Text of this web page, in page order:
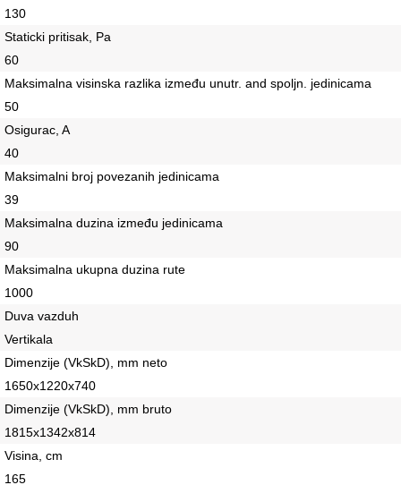
130
Staticki pritisak, Pa
60
Maksimalna visinska razlika između unutr. and spoljn. jedinicama
50
Osigurac, A
40
Maksimalni broj povezanih jedinicama
39
Maksimalna duzina između jedinicama
90
Maksimalna ukupna duzina rute
1000
Duva vazduh
Vertikala
Dimenzije (VkSkD), mm neto
1650x1220x740
Dimenzije (VkSkD), mm bruto
1815х1342х814
Visina, сm
165